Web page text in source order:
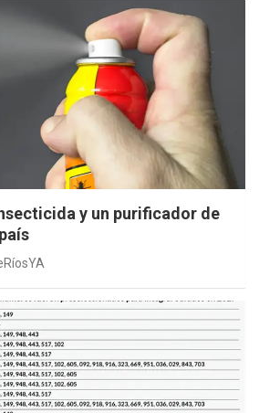
y un purificador de